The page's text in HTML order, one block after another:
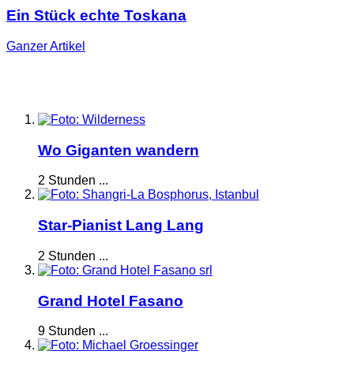
Ein Stück echte Toskana
GanzerArtikel
Wo Giganten wandern
2 Stunden ...
Star-Pianist Lang Lang
2 Stunden ...
Grand Hotel Fasano
9 Stunden ...